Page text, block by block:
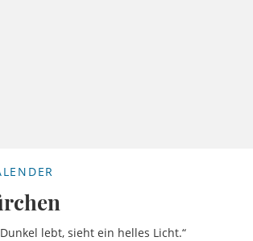
lebt, sieht ein helles Licht.“